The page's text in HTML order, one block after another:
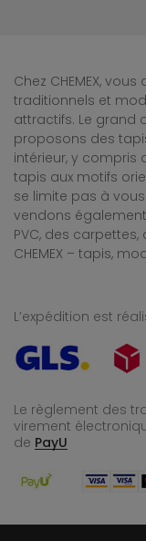
Chez CHEMEX,
traditionnels et
attractifs. Le grand
proposons des
intérieur, y
tapis aux motifs
se limite pas à
vendons
PVC, des
CHEMEX – tapis,
L’expédition est
Le règlement des
virement
de PayU